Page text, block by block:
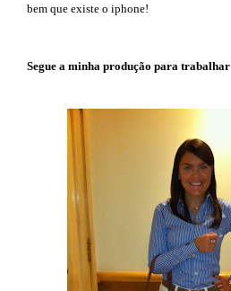
bem que existe o iphone!
Segue a minha produção para trabalhar